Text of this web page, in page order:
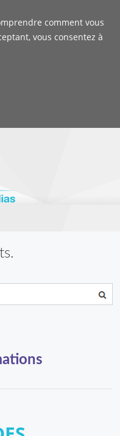
comment vous
vous consentez à